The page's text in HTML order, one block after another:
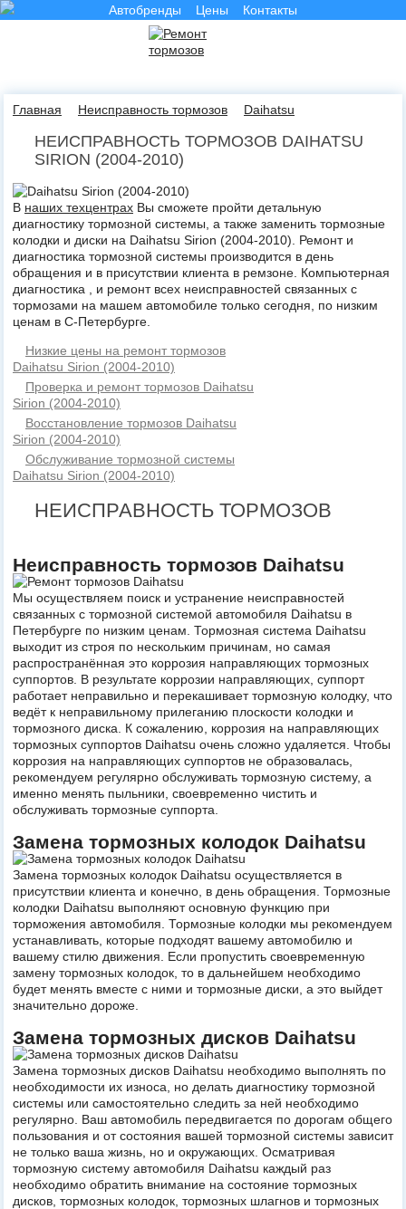
Автобренды Цены Контакты
Главная Неисправность тормозов Daihatsu
НЕИСПРАВНОСТЬ ТОРМОЗОВ DAIHATSU
SIRION (2004-2010)
В наших техцентрах Вы сможете пройти детальную
диагностику тормозной системы, а также заменить тормозные
колодки и диски на Daihatsu Sirion (2004-2010). Ремонт и
диагностика тормозной системы производится в день
обращения и в присутствии клиента в ремзоне. Компьютерная
диагностика , и ремонт всех неисправностей связанных с
тормозами на машем автомобиле только сегодня, по низким
ценам в С-Петербурге.
Низкие цены на ремонт тормозов
Daihatsu Sirion (2004-2010)
Проверка и ремонт тормозов Daihatsu
Sirion (2004-2010)
Восстановление тормозов Daihatsu
Sirion (2004-2010)
Обслуживание тормозной системы
Daihatsu Sirion (2004-2010)
НЕИСПРАВНОСТЬ ТОРМОЗОВ
Неисправность тормозов Daihatsu
Мы осуществляем поиск и устранение неисправностей
связанных с тормозной системой автомобиля Daihatsu в
Петербурге по низким ценам. Тормозная система Daihatsu
выходит из строя по нескольким причинам, но самая
распространённая это коррозия направляющих тормозных
суппортов. В результате коррозии направляющих, суппорт
работает неправильно и перекашивает тормозную колодку, что
ведёт к неправильному прилеганию плоскости колодки и
тормозного диска. К сожалению, коррозия на направляющих
тормозных суппортов Daihatsu очень сложно удаляется. Чтобы
коррозия на направляющих суппортов не образовалась,
рекомендуем регулярно обслуживать тормозную систему, а
именно менять пыльники, своевременно чистить и
обслуживать тормозные суппорта.
Замена тормозных колодок Daihatsu
Замена тормозных колодок Daihatsu осуществляется в
присутствии клиента и конечно, в день обращения. Тормозные
колодки Daihatsu выполняют основную функцию при
торможения автомобиля. Тормозные колодки мы рекомендуем
устанавливать, которые подходят вашему автомобилю и
вашему стилю движения. Если пропустить своевременную
замену тормозных колодок, то в дальнейшем необходимо
будет менять вместе с ними и тормозные диски, а это выйдет
значительно дороже.
Замена тормозных дисков Daihatsu
Замена тормозных дисков Daihatsu необходимо выполнять по
необходимости их износа, но делать диагностику тормозной
системы или самостоятельно следить за ней необходимо
регулярно. Ваш автомобиль передвигается по дорогам общего
пользования и от состояния вашей тормозной системы зависит
не только ваша жизнь, но и окружающих. Осматривая
тормозную систему автомобиля Daihatsu каждый раз
необходимо обратить внимание на состояние тормозных
дисков, тормозных колодок, тормозных шлагнов и тормозных